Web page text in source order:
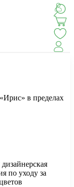
в пределах
по уходу за